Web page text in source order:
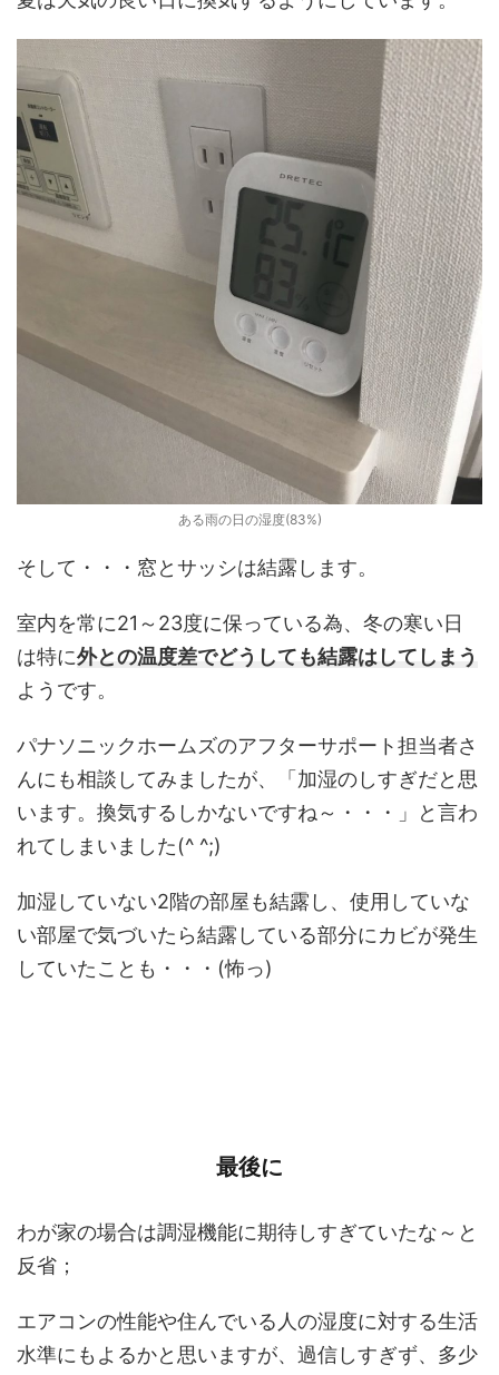
ある雨の日の湿度(83%)
そして・・・窓とサッシは結露します。
室内を常に21～23度に保っている為、冬の寒い日
は特に外との温度差でどうしても結露はしてしまう
ようです。
パナソニックホームズのアフターサポート担当者さ
んにも相談してみましたが、「加湿のしすぎだと思
います。換気するしかないですね～・・・」と言わ
れてしまいました(^ ^;)
加湿していない2階の部屋も結露し、使用していな
い部屋で気づいたら結露している部分にカビが発生
していたことも・・・(怖っ)
最後に
わが家の場合は調湿機能に期待しすぎていたな～と
反省；
エアコンの性能や住んでいる人の湿度に対する生活
水準にもよるかと思いますが、過信しすぎず、多少